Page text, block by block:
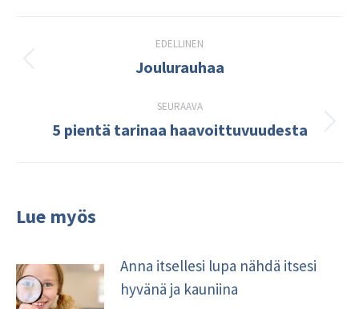
navigation
EDELLINEN
Edellinen
Joulurauhaa
SEURAAVA
Seuraava
5 pientä tarinaa haavoittuvuudesta
Lue myös
Anna itsellesi lupa nähdä itsesi
hyvänä ja kauniina